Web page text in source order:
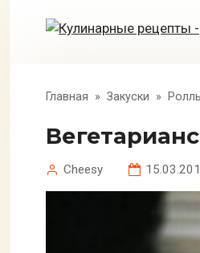
Главная » Закуски »
Cheesy